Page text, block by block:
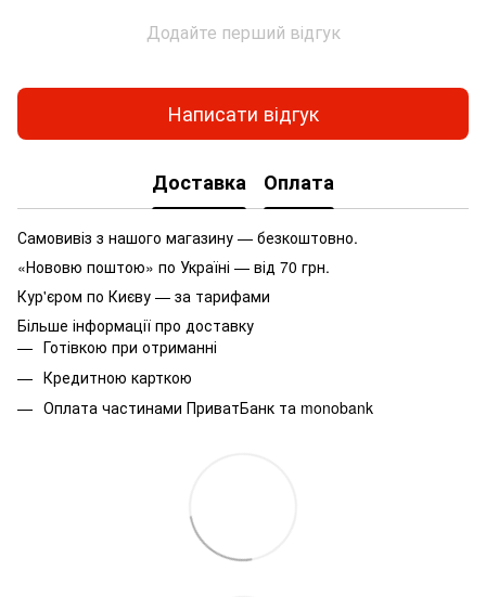
Додайте перший відгук
Написати відгук
Доставка Оплата
Самовивіз з нашого магазину — безкоштовно.
«Нововю поштою» по Україні — від 70 грн.
Кур'єром по Києву — за тарифами
Більше інформації про доставку
Готівкою при отриманні
Кредитною карткою
Оплата частинами ПриватБанк та monobank